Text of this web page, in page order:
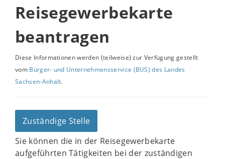
Reisegewerbekarte
beantragen
Diese Informationen werden (teilweise) zur Verfügung gestellt
vom Bürger- und Unternehmensservice (BUS) des Landes
Sachsen-Anhalt.
Zuständige Stelle
Sie können die in der Reisegewerbekarte
aufgeführten Tätigkeiten bei der zuständigen